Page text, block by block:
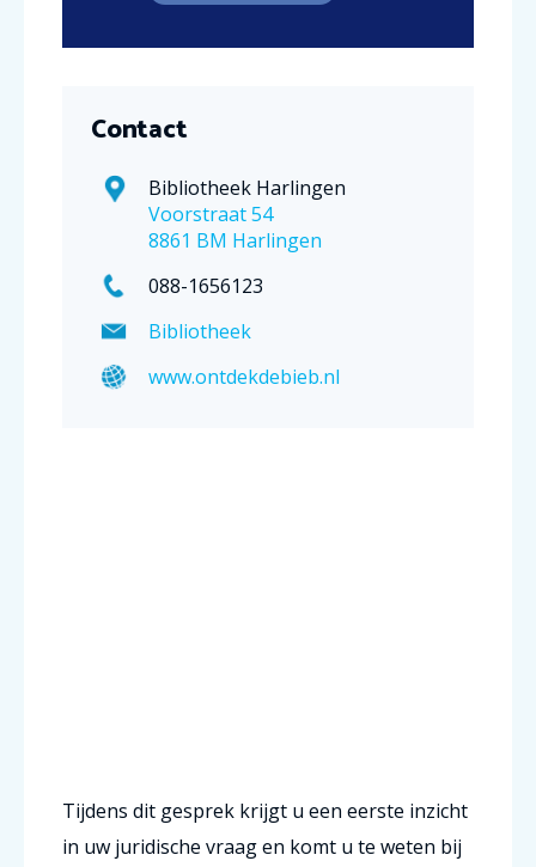
Contact
Bibliotheek Harlingen
Voorstraat 54
8861 BM Harlingen
088-1656123
Bibliotheek
www.ontdekdebieb.nl
Tijdens dit gesprek krijgt u een eerste inzicht
in uw juridische vraag en komt u te weten bij